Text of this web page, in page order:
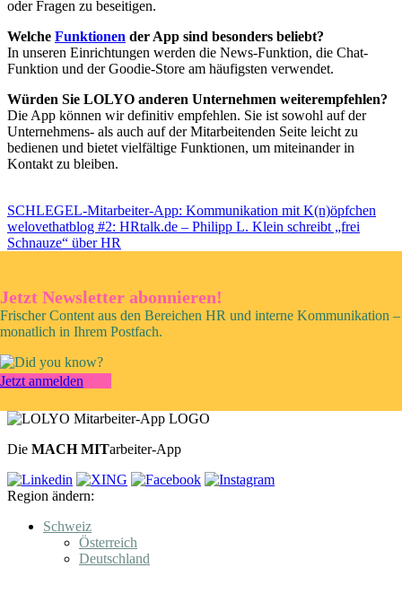
oder Fragen zu beseitigen.
Welche Funktionen der App sind besonders beliebt?
In unseren Einrichtungen werden die News-Funktion, die Chat-
Funktion und der Goodie-Store am häufigsten verwendet.
Würden Sie LOLYO anderen Unternehmen weiterempfehlen?
Die App können wir definitiv empfehlen. Sie ist sowohl auf der
Unternehmens- als auch auf der Mitarbeitenden Seite leicht zu
bedienen und bietet vielfältige Funktionen, um miteinander in
Kontakt zu bleiben.
SCHLEGEL-Mitarbeiter-App: Kommunikation mit K(n)öpfchen
welovethatblog #2: HRtalk.de – Philipp L. Klein schreibt „frei
Schnauze“ über HR
Jetzt Newsletter abonnieren!
Frischer Content aus den Bereichen HR und interne Kommunikation –
monatlich in Ihrem Postfach.
Jetzt anmelden
Die MACH MITarbeiter-App
Region ändern:
Schweiz
Österreich
Deutschland